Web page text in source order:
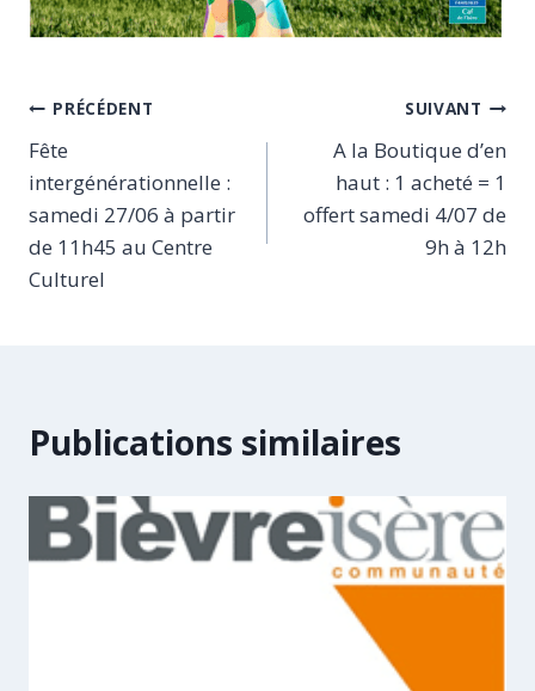
Navigation
de
l’article
PRÉCÉDENT
Fête
intergénérationnelle :
samedi 27/06 à partir
de 11h45 au Centre
Culturel
SUIVANT
A la Boutique d’en
haut : 1 acheté = 1
offert samedi 4/07 de
9h à 12h
Publications similaires